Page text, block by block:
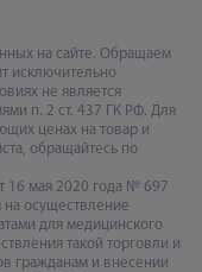
на сайте. Обращаем
исключительно
не является
п. 2 ст. 437 ГК РФ. Для
ценах на товар и
обращайтесь по
16 мая 2020 года № 697
осуществление
для медицинского
такой торговли и
гражданам и внесении